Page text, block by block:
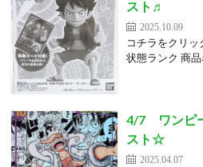
スト♬
2025.10.09
コチラをクリ
状態ランク 商
4/7 ワンピ
スト☆
2025.04.07